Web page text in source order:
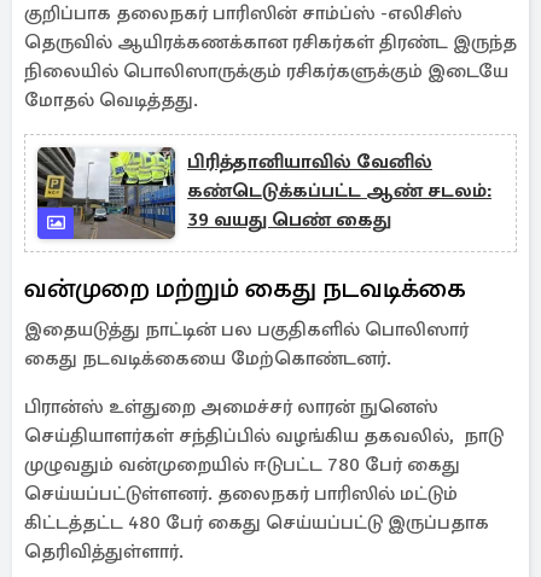
குறிப்பாக தலைநகர் பாரிஸின் சாம்ப்ஸ் -எலிசிஸ்
தெருவில் ஆயிரக்கணக்கான ரசிகர்கள் திரண்ட இருந்த
நிலையில் பொலிஸாருக்கும் ரசிகர்களுக்கும் இடையே
மோதல் வெடித்தது.
பிரித்தானியாவில் வேனில்
கண்டெடுக்கப்பட்ட ஆண் சடலம்:
39 வயது பெண் கைது
வன்முறை மற்றும் கைது நடவடிக்கை
இதையடுத்து நாட்டின் பல பகுதிகளில் பொலிஸார்
கைது நடவடிக்கையை மேற்கொண்டனர்.
பிரான்ஸ் உள்துறை அமைச்சர் லாரன் நுனெஸ்
செய்தியாளர்கள் சந்திப்பில் வழங்கிய தகவலில், நாடு
முழுவதும் வன்முறையில் ஈடுபட்ட 780 பேர் கைது
செய்யப்பட்டுள்ளனர். தலைநகர் பாரிஸில் மட்டும்
கிட்டத்தட்ட 480 பேர் கைது செய்யப்பட்டு இருப்பதாக
தெரிவித்துள்ளார்.